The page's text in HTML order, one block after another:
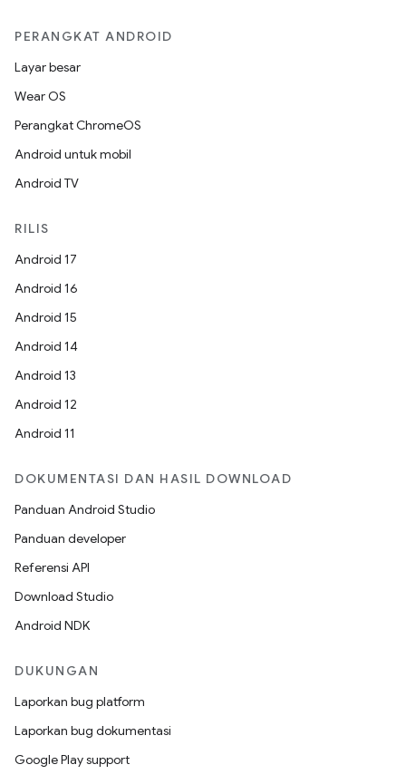
PERANGKAT ANDROID
Layar besar
Wear OS
Perangkat ChromeOS
Android untuk mobil
Android TV
RILIS
Android 17
Android 16
Android 15
Android 14
Android 13
Android 12
Android 11
DOKUMENTASI DAN HASIL DOWNLOAD
Panduan Android Studio
Panduan developer
Referensi API
Download Studio
Android NDK
DUKUNGAN
Laporkan bug platform
Laporkan bug dokumentasi
Google Play support